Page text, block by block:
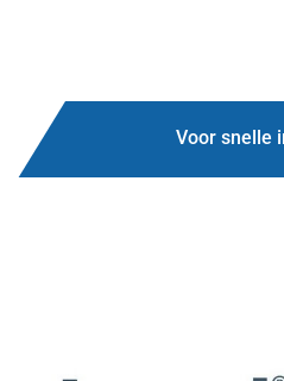
Voor snelle